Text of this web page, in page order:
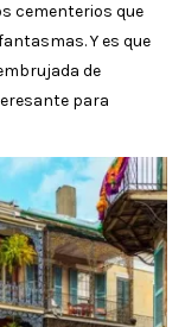
cementerios que
Y es que
de
para